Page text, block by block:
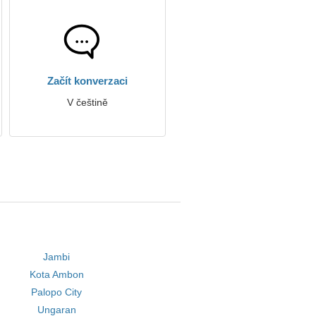
Začít konverzaci
V češtině
Jambi
Kota Ambon
Palopo City
Ungaran